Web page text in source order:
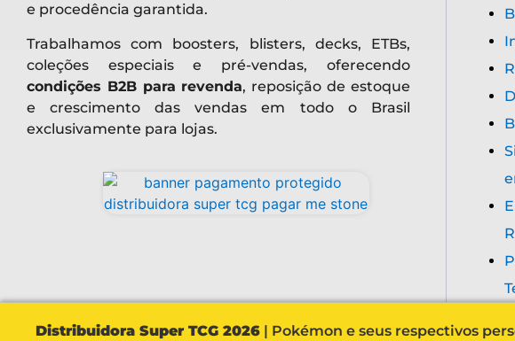
e procedência garantida.
Trabalhamos com boosters, blisters, decks, ETBs,
coleções especiais e pré-vendas, oferecendo
condições B2B para revenda, reposição de estoque
e crescimento das vendas em todo o Brasil
exclusivamente para lojas.
Distribuidora Super TCG 2026 | Pokémon e seus respectivos